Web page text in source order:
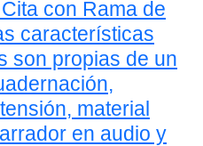
con Rama de
características
son propias de un
material
en audio y